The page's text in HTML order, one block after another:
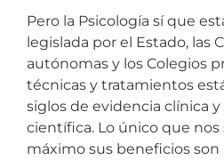
Pero la Psicología sí que
legislada por el Estado, las
autónomas y los Colegios
técnicas y tratamientos
siglos de evidencia clínica
científica. Lo único que nos
máximo sus beneficios son